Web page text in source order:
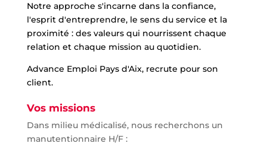
Notre approche s'incarne dans la confiance,
l'esprit d'entreprendre, le sens du service et la
proximité : des valeurs qui nourrissent chaque
relation et chaque mission au quotidien.
Advance Emploi Pays d'Aix, recrute pour son
client.
Vos missions
Dans milieu médicalisé, nous recherchons un
manutentionnaire H/F :